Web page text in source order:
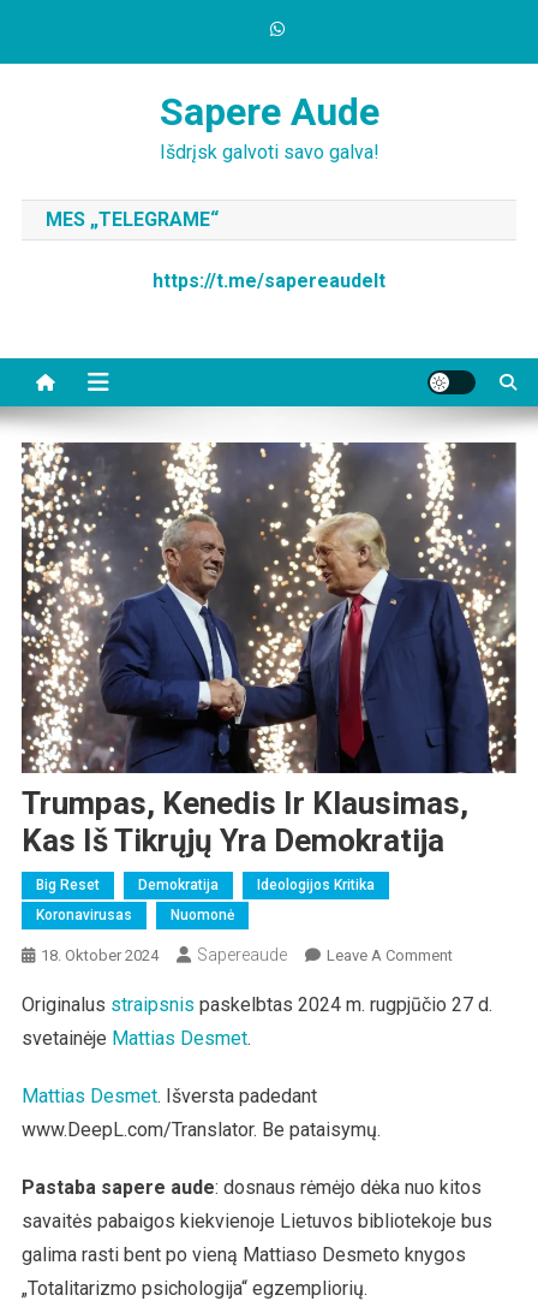
Sapere Aude
Išdrįsk galvoti savo galva!
MES „TELEGRAME“
https://t.me/sapereaudelt
Trumpas, Kenedis Ir Klausimas,
Kas Iš Tikrųjų Yra Demokratija
Big Reset Demokratija
Ideologijos Kritika
Koronavirusas
Nuomonė
18. Oktober 2024 Sapereaude Leave A CommentOn
Kenedis
Originalus straipsnis paskelbtas 2024 m. rugpjūčio 27 d.
svetainėje Mattias Desmet.
Mattias Desmet. Išversta padedant
www.DeepL.com/Translator. Be pataisymų.
Pastaba sapere aude: dosnaus rėmėjo dėka nuo kitos
savaitės pabaigos kiekvienoje Lietuvos bibliotekoje bus
galima rasti bent po vieną Mattiaso Desmeto knygos
„Totalitarizmo psichologija“ egzempliorių.